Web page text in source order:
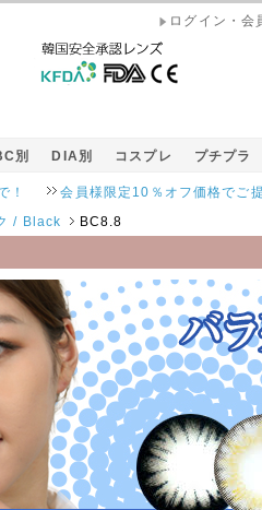
ログイン・会
別 DIA別 コスプレ プチプラ
会員様限定10％オフ価格でご提供中！
/ Black BC8.8